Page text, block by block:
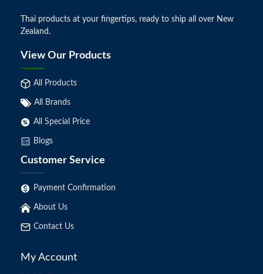
Thai products at your fingertips, ready to ship all over New
Zealand.
View Our Products
All Products
All Brands
All Special Price
Blogs
Customer Service
Payment Confirmation
About Us
Contact Us
My Account